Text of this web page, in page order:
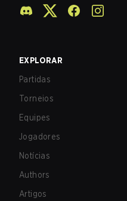
EXPLORAR
Partidas
Torneios
Equipes
Jogadores
Notícias
Authors
Artigos